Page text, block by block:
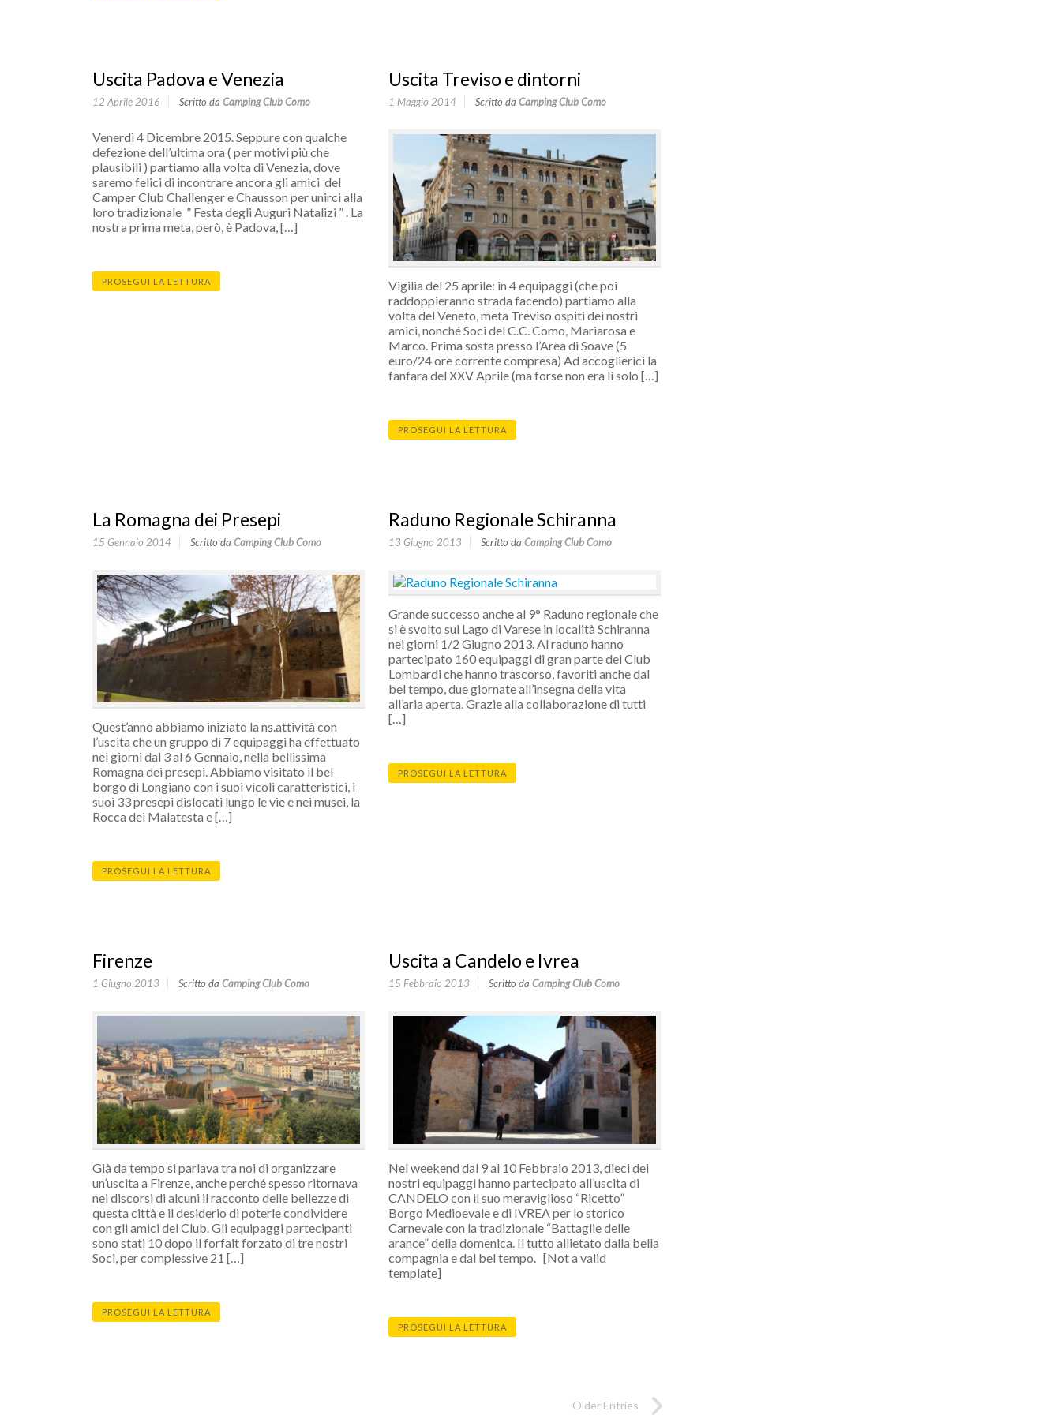
Uscita Padova e Venezia
12 Aprile 2016 Scritto da Camping Club Como
Venerdì 4 Dicembre 2015. Seppure con qualche
defezione dell’ultima ora ( per motivi più che
plausibili ) partiamo alla volta di Venezia, dove
saremo felici di incontrare ancora gli amici del
Camper Club Challenger e Chausson per unirci alla
loro tradizionale ” Festa degli Auguri Natalizi ” . La
nostra prima meta, però, è Padova, […]
PROSEGUI LA LETTURA
Uscita Treviso e dintorni
1 Maggio 2014 Scritto da Camping Club Como
Vigilia del 25 aprile: in 4 equipaggi (che poi
raddoppieranno strada facendo) partiamo alla
volta del Veneto, meta Treviso ospiti dei nostri
amici, nonché Soci del C.C. Como, Mariarosa e
Marco. Prima sosta presso l’Area di Soave (5
euro/24 ore corrente compresa) Ad accoglierici la
fanfara del XXV Aprile (ma forse non era lì solo […]
PROSEGUI LA LETTURA
La Romagna dei Presepi
15 Gennaio 2014 Scritto da Camping Club Como
Quest’anno abbiamo iniziato la ns.attività con
l’uscita che un gruppo di 7 equipaggi ha effettuato
nei giorni dal 3 al 6 Gennaio, nella bellissima
Romagna dei presepi. Abbiamo visitato il bel
borgo di Longiano con i suoi vicoli caratteristici, i
suoi 33 presepi dislocati lungo le vie e nei musei, la
Rocca dei Malatesta e […]
PROSEGUI LA LETTURA
Raduno Regionale Schiranna
13 Giugno 2013 Scritto da Camping Club Como
Grande successo anche al 9° Raduno regionale che
si è svolto sul Lago di Varese in località Schiranna
nei giorni 1/2 Giugno 2013. Al raduno hanno
partecipato 160 equipaggi di gran parte dei Club
Lombardi che hanno trascorso, favoriti anche dal
bel tempo, due giornate all’insegna della vita
all’aria aperta. Grazie alla collaborazione di tutti
[…]
PROSEGUI LA LETTURA
Firenze
1 Giugno 2013 Scritto da Camping Club Como
Già da tempo si parlava tra noi di organizzare
un’uscita a Firenze, anche perché spesso ritornava
nei discorsi di alcuni il racconto delle bellezze di
questa città e il desiderio di poterle condividere
con gli amici del Club. Gli equipaggi partecipanti
sono stati 10 dopo il forfait forzato di tre nostri
Soci, per complessive 21 […]
PROSEGUI LA LETTURA
Uscita a Candelo e Ivrea
15 Febbraio 2013 Scritto da Camping Club Como
Nel weekend dal 9 al 10 Febbraio 2013, dieci dei
nostri equipaggi hanno partecipato all’uscita di
CANDELO con il suo meraviglioso “Ricetto”
Borgo Medioevale e di IVREA per lo storico
Carnevale con la tradizionale “Battaglie delle
arance” della domenica. Il tutto allietato dalla bella
compagnia e dal bel tempo. [Not a valid
template]
PROSEGUI LA LETTURA
Older Entries